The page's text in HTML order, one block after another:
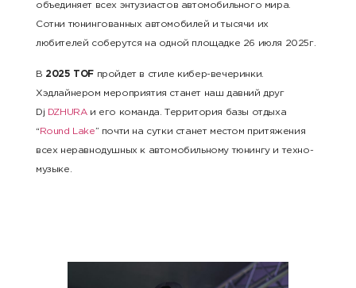
объединяет всех энтузиастов автомобильного мира.
Сотни тюнингованных автомобилей и тысячи их
любителей соберутся на одной площадке 26 июля 2025г.
В 2025 TOF пройдет в стиле кибер-вечеринки.
Хэдлайнером мероприятия станет наш давний друг
Dj DZHURAи его команда. Территория базы отдыха
“Round Lake” почти на сутки станет местом притяжения
всех неравнодушных к автомобильному тюнингу и техно-
музыке.